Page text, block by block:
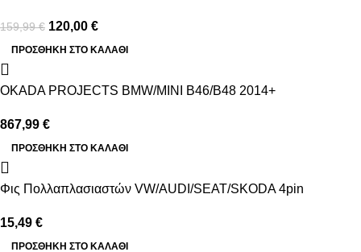
159,99€ 120,00 €
ΠΡΟΣΘΉΚΗ ΣΤΟ ΚΑΛΆΘΙ
OKADA PROJECTS BMW/MINI B46/B48 2014+
867,99 €
ΠΡΟΣΘΉΚΗ ΣΤΟ ΚΑΛΆΘΙ
Φις Πολλαπλασιαστών VW/AUDI/SEAT/SKODA 4pin
15,49 €
ΠΡΟΣΘΉΚΗ ΣΤΟ ΚΑΛΆΘΙ